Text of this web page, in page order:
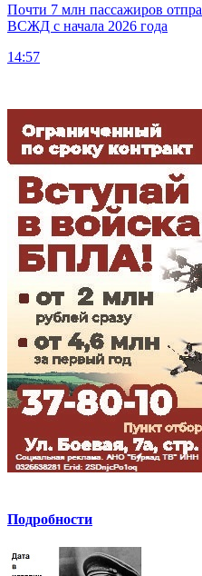
Почти 7 млн пассажиров
ВСЖД с начала 2026 года
14:57
Подробности